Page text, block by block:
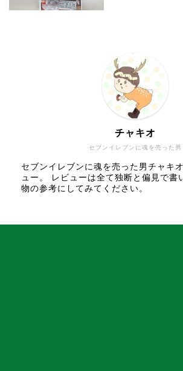
セブンイレブンに魂を売った男
チャキオ
セブンイレブンに魂を売った男チャキ
ュー。 レビューは全て独断と偏見で書
物の参考にしてみてください。